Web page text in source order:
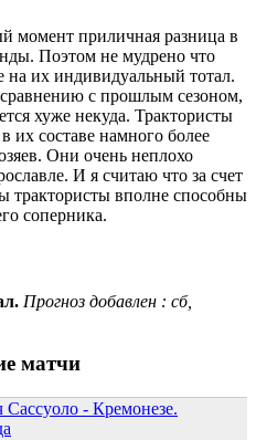
момент приличная разница в
Поэтом не мудрено что
на их индивидуальный тотал.
с прошлым сезоном,
хуже некуда. Трактористы
их составе намного более
Они очень неплохо
И я считаю что за счет
вполне способны
соперника.
Прогноз добавлен : сб,
матчи
Сассуоло - Кремонезе.